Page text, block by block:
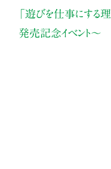
「遊びを仕事に
発売記念イベント〜